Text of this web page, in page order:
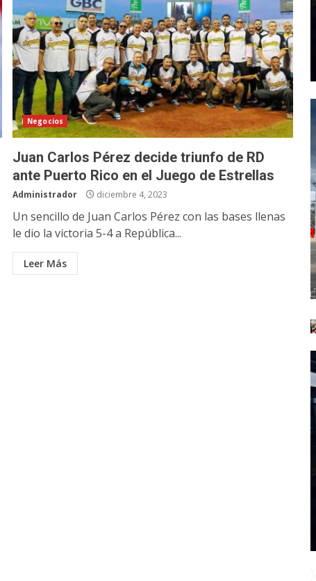
Negocios
Juan Carlos Pérez decide triunfo de RD
ante Puerto Rico en el Juego de Estrellas
Administrador diciembre 4, 2023
Un sencillo de Juan Carlos Pérez con las bases llenas
le dio la victoria 5-4 a República...
Leer Más